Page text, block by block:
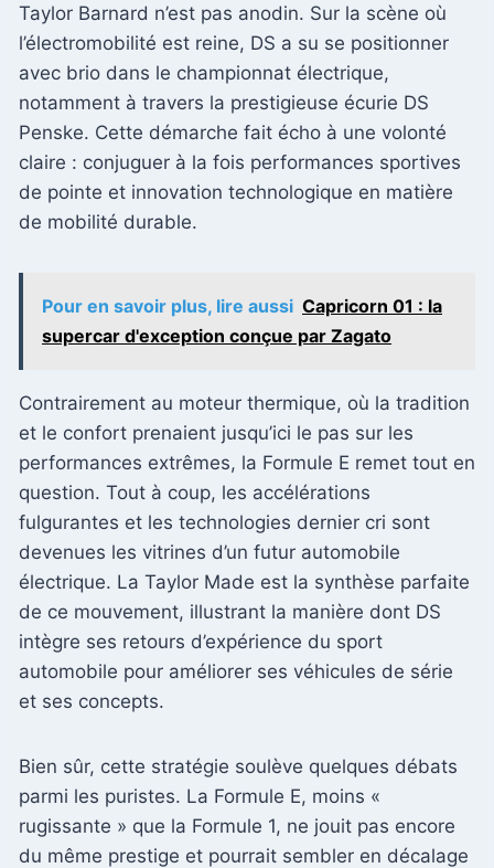
Taylor Barnard n’est pas anodin. Sur la scène où
l’électromobilité est reine, DS a su se positionner
avec brio dans le championnat électrique,
notamment à travers la prestigieuse écurie DS
Penske. Cette démarche fait écho à une volonté
claire : conjuguer à la fois performances sportives
de pointe et innovation technologique en matière
de mobilité durable.
Pour en savoir plus, lire aussi Capricorn 01 : la
supercar d'exception conçue par Zagato
Contrairement au moteur thermique, où la tradition
et le confort prenaient jusqu’ici le pas sur les
performances extrêmes, la Formule E remet tout en
question. Tout à coup, les accélérations
fulgurantes et les technologies dernier cri sont
devenues les vitrines d’un futur automobile
électrique. La Taylor Made est la synthèse parfaite
de ce mouvement, illustrant la manière dont DS
intègre ses retours d’expérience du sport
automobile pour améliorer ses véhicules de série
et ses concepts.
Bien sûr, cette stratégie soulève quelques débats
parmi les puristes. La Formule E, moins «
rugissante » que la Formule 1, ne jouit pas encore
du même prestige et pourrait sembler en décalage